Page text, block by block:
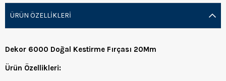
ÜRÜN ÖZELLIKLERI
Dekor 6000 Doğal Kestirme Fırçası 20Mm
Ürün Özellikleri: